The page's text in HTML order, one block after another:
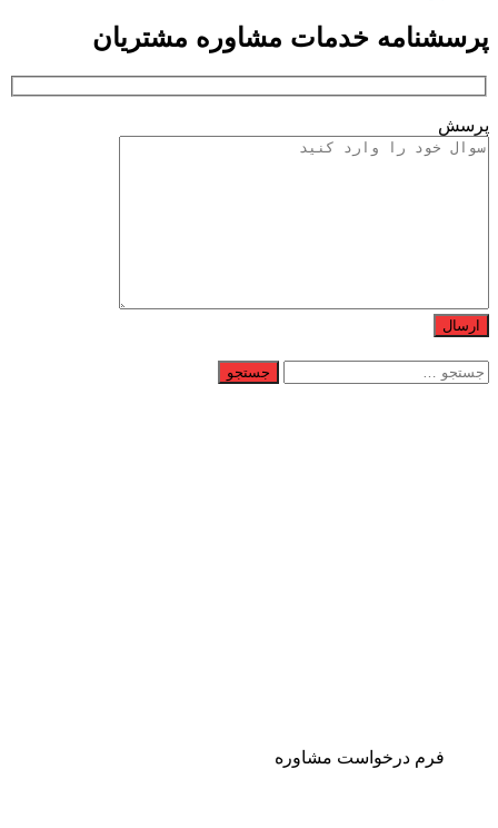
پرسشنامه خدمات مشاوره مشتریان
پرسش
جستجو
فرم درخواست مشاوره